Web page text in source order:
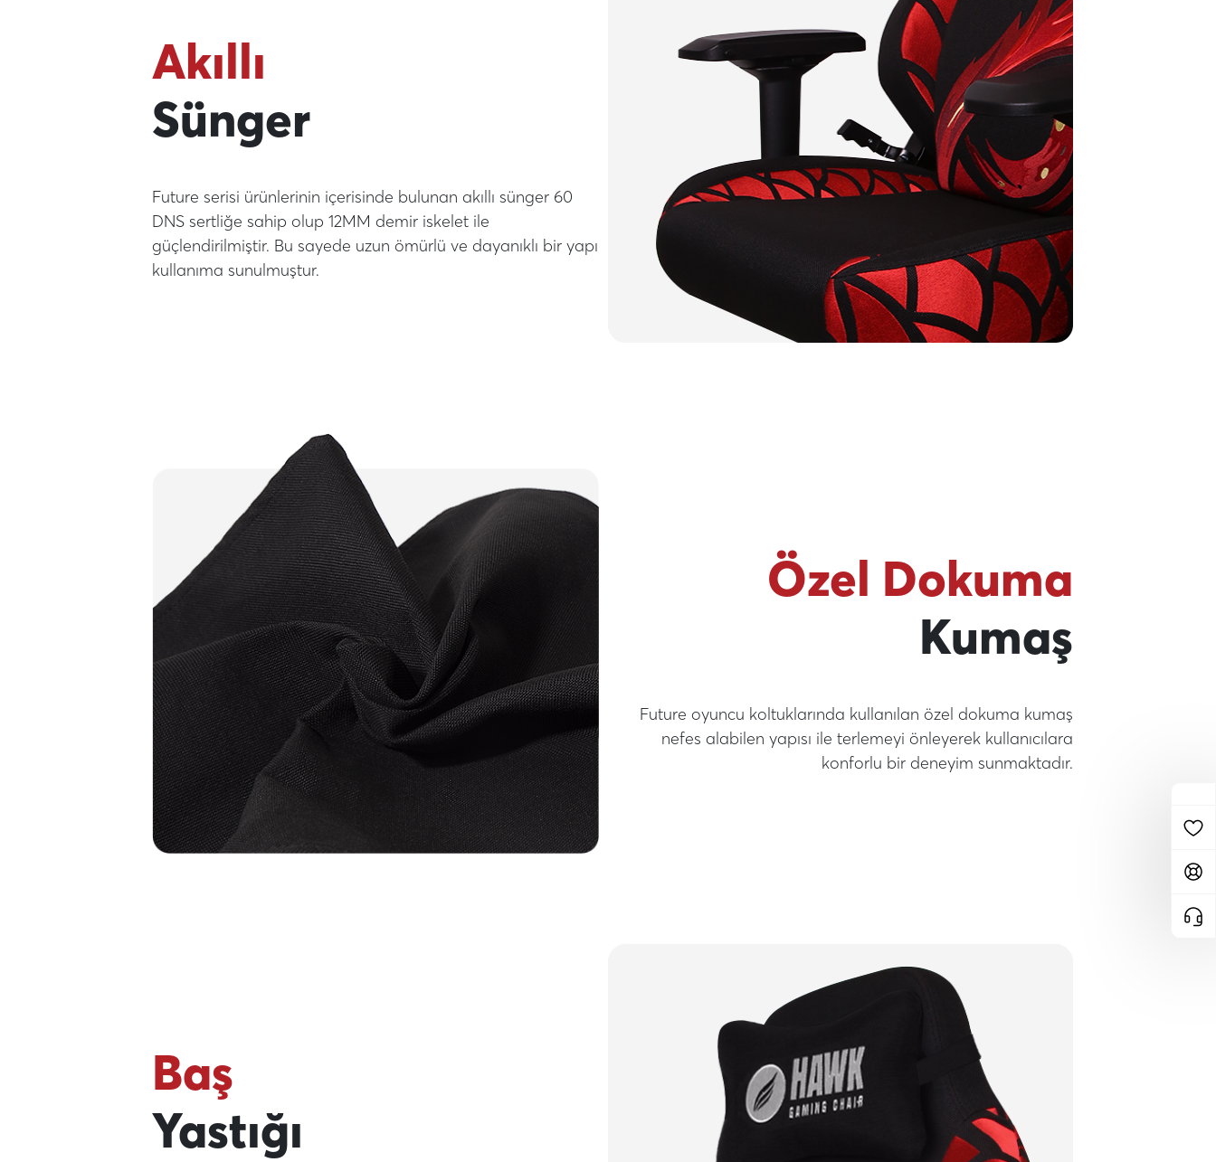
Akıllı
Sünger
Future serisi ürünlerinin içerisinde bulunan akıllı sünger 60
DNS sertliğe sahip olup 12MM demir iskelet ile
güçlendirilmiştir. Bu sayede uzun ömürlü ve dayanıklı bir yapı
kullanıma sunulmuştur.
Özel Dokuma
Kumaş
Future oyuncu koltuklarında kullanılan özel dokuma kumaş
nefes alabilen yapısı ile terlemeyi önleyerek kullanıcılara
konforlu bir deneyim sunmaktadır.
Baş
Yastığı